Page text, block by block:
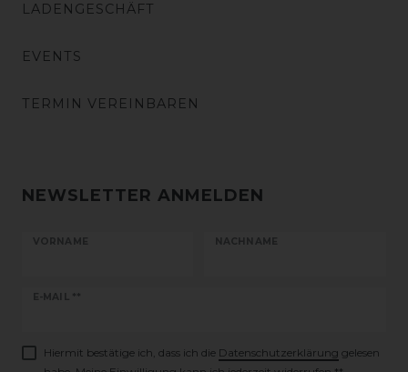
LADENGESCHÄFT
EVENTS
TERMIN VEREINBAREN
NEWSLETTER ANMELDEN
VORNAME NACHNAME
E-MAIL **
Newsletter
Hiermit bestätige ich, dass ich die Daten­schutz­erklärung gelesen